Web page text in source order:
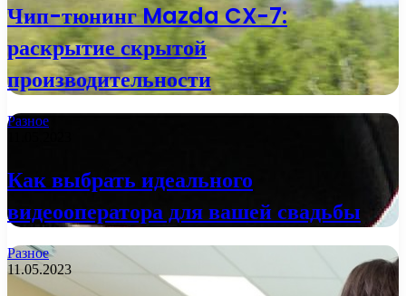
Чип-тюнинг Mazda CX-7:
раскрытие скрытой
производительности
Разное
Как выбрать идеального
видеооператора для вашей свадьбы
Разное
11.05.2023